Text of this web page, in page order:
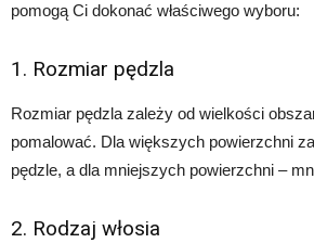
pomogą Ci dokonać właściwego wyboru:
1. Rozmiar pędzla
Rozmiar pędzla zależy od wielkości
pomalować. Dla większych powierzchni
pędzle, a dla mniejszych powierzchni –
2. Rodzaj włosia